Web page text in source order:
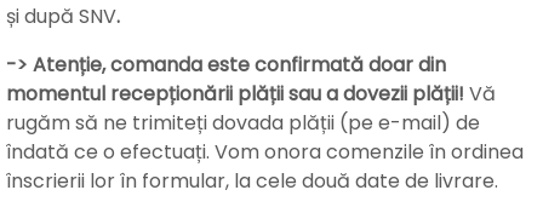
și după SNV.
-> Atenție, comanda este confirmată doar din
momentul recepționării plății sau a dovezii plății! Vă
rugăm să ne trimiteți dovada plății (pe e-mail) de
îndată ce o efectuați. Vom onora comenzile în ordinea
înscrierii lor în formular, la cele două date de livrare.